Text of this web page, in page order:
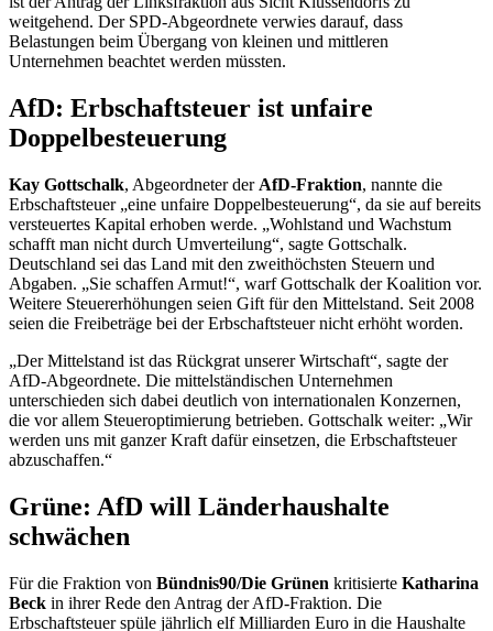
AfD: Erbschaftsteuer ist unfaire
Doppelbesteuerung
Kay Gottschalk, Abgeordneter derAfD-Fraktion, nannte die
Erbschaftsteuer „eine unfaire Doppelbesteuerung“, da sie auf bereits
versteuertes Kapital erhoben werde. „Wohlstand und Wachstum
Deutschland sei das Land mit den zweithöchsten Steuern und
Abgaben. „Sie schaffen Armut!“, warf Gottschalk der Koalition vor.
Weitere Steuererhöhungen seien Gift für den Mittelstand. Seit 2008
seien die Freibeträge bei der Erbschaftsteuer nicht erhöht worden.
„Der Mittelstand ist das Rückgrat unserer Wirtschaft“, sagte der
AfD-Abgeordnete. Die mittelständischen Unternehmen
unterschieden sich dabei deutlich von internationalen Konzernen,
werden uns mit ganzer Kraft dafür einsetzen, die Erbschaftsteuer
abzuschaffen.“
Grüne: AfD will Länderhaushalte
schwächen
Für die Fraktion vonBündnis90/Die Grünenkritisierte
Beckin ihrer Rede den Antrag der AfD-Fraktion. Die
Erbschaftsteuer spüle jährlich elf Milliarden Euro in die Haushalte
schwächen“, warf Beck der AfD vor. Dies würde insbesondere dazu
führen, dass bei Bildung gespart werden müsse.